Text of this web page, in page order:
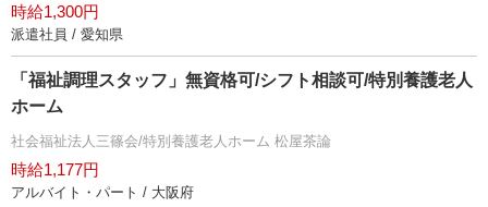
時給1,300円
派遣社員 / 愛知県
「福祉調理スタッフ」無資格可/シフト相談可/特別養護老人
ホーム
社会福祉法人三篠会/特別養護老人ホーム 松屋茶論
時給1,177円
アルバイト・パート / 大阪府